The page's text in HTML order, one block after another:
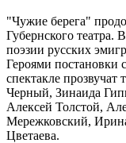
"Чужие берега"
Губернского театра.
поэзии русских
Героями постановки
спектакле
Черный, Зинаида
Алексей Толстой,
Мережковский,
Цветаева.